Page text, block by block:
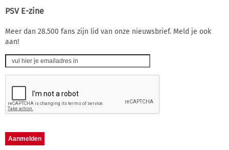
PSV E-zine
Meer dan 28.500 fans zijn lid van onze nieuwsbrief. Meld je ook
aan!